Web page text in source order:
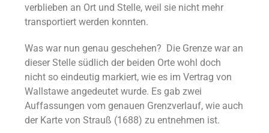
verblieben an Ort und Stelle, weil sie nicht mehr
transportiert werden konnten.
Was war nun genau geschehen? Die Grenze war an
dieser Stelle südlich der beiden Orte wohl doch
nicht so eindeutig markiert, wie es im Vertrag von
Wallstawe angedeutet wurde. Es gab zwei
Auffassungen vom genauen Grenzverlauf, wie auch
der Karte von Strauß (1688) zu entnehmen ist.